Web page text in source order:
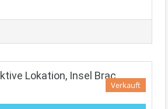
Lokation, Insel Brac
Verkauft